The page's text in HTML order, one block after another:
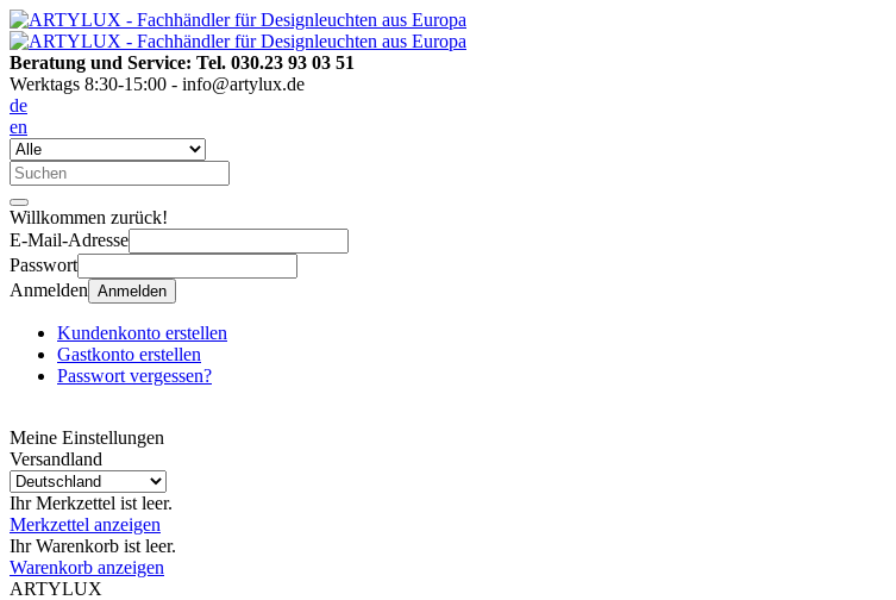
Beratung und Service: Tel. 030.23 93 03 51
Werktags 8:30-15:00 - info@artylux.de
de
en
Willkommen zurück!
E-Mail-Adresse
Passwort
Anmelden Anmelden
Kundenkonto erstellen
Gastkonto erstellen
Passwort vergessen?
Meine Einstellungen
Versandland
Ihr Merkzettel ist leer.
Merkzettel anzeigen
Ihr Warenkorb ist leer.
Warenkorb anzeigen
ARTYLUX